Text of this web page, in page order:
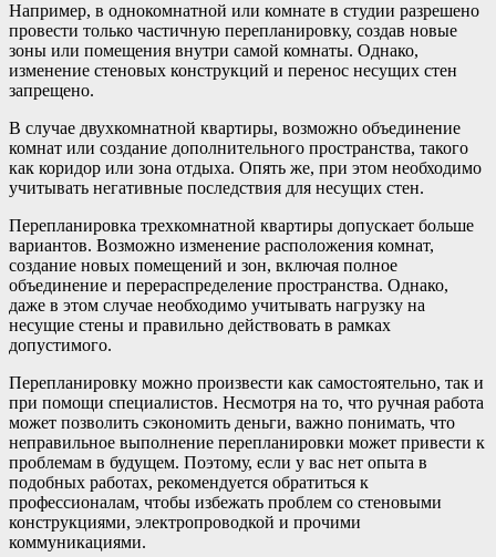
Например, в однокомнатной или комнате в студии разрешено
провести только частичную перепланировку, создав новые
зоны или помещения внутри самой комнаты. Однако,
изменение стеновых конструкций и перенос несущих стен
запрещено.
В случае двухкомнатной квартиры, возможно объединение
комнат или создание дополнительного пространства, такого
как коридор или зона отдыха. Опять же, при этом необходимо
учитывать негативные последствия для несущих стен.
Перепланировка трехкомнатной квартиры допускает больше
вариантов. Возможно изменение расположения комнат,
создание новых помещений и зон, включая полное
объединение и перераспределение пространства. Однако,
даже в этом случае необходимо учитывать нагрузку на
несущие стены и правильно действовать в рамках
допустимого.
Перепланировку можно произвести как самостоятельно, так и
при помощи специалистов. Несмотря на то, что ручная работа
может позволить сэкономить деньги, важно понимать, что
неправильное выполнение перепланировки может привести к
проблемам в будущем. Поэтому, если у вас нет опыта в
подобных работах, рекомендуется обратиться к
профессионалам, чтобы избежать проблем со стеновыми
конструкциями, электропроводкой и прочими
коммуникациями.